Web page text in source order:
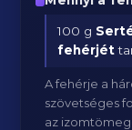
100 g
fehérjét
A fehérje a
szövetséges
az